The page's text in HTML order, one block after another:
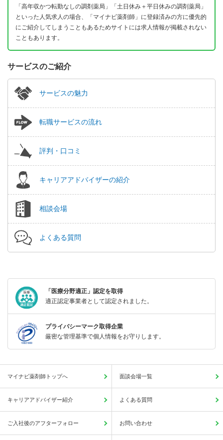
「高年収かつ転勤なしの調剤薬局」「土日休み＋平日休みの調剤薬局」
といった人気求人の場合、「マイナビ薬剤師」に登録済みの方に優先的
にご紹介してしまうこともあるためサイトには求人情報が掲載されない
こともあります。
サービスのご紹介
サービスの魅力
転職サービスの流れ
評判・口コミ
キャリアアドバイザーの紹介
相談会場
よくある質問
「医療分野適正」認定を取得
適正認定事業者として認定されました。
プライバシーマーク取得企業
厳密な管理基準で個人情報をお守りします。
マイナビ薬剤師トップへ 面談会場一覧
キャリアアドバイザー紹介 よくある質問
ご入社後のアフターフォロー お問い合わせ